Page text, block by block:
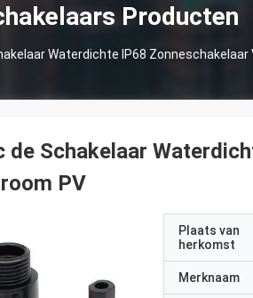
Producten
Waterdichte IP68 Zonneschakelaar
Schakelaar
PV
Plaats van
herkomst
Merknaam